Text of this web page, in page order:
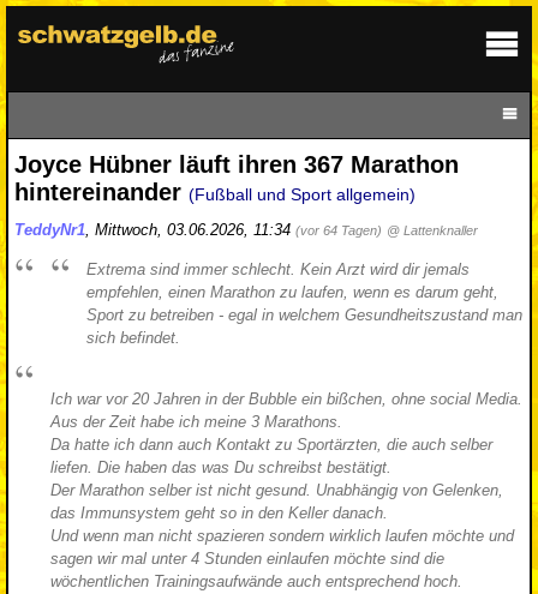
Joyce Hübner läuft ihren 367 Marathon
hintereinander (Fußball und Sport allgemein)
TeddyNr1, Mittwoch, 03.06.2026, 11:34 (vor 64 Tagen) @ Lattenknaller
Extrema sind immer schlecht. Kein Arzt wird dir jemals
empfehlen, einen Marathon zu laufen, wenn es darum geht,
Sport zu betreiben - egal in welchem Gesundheitszustand man
sich befindet.
Ich war vor 20 Jahren in der Bubble ein bißchen, ohne social Media.
Aus der Zeit habe ich meine 3 Marathons.
Da hatte ich dann auch Kontakt zu Sportärzten, die auch selber
liefen. Die haben das was Du schreibst bestätigt.
Der Marathon selber ist nicht gesund. Unabhängig von Gelenken,
das Immunsystem geht so in den Keller danach.
Und wenn man nicht spazieren sondern wirklich laufen möchte und
sagen wir mal unter 4 Stunden einlaufen möchte sind die
wöchentlichen Trainingsaufwände auch entsprechend hoch.